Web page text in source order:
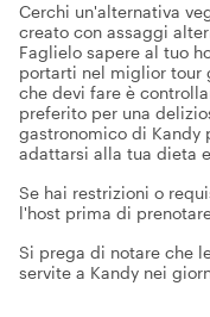
Cerchi un'alternativa
creato con assaggi
Faglielo sapere al tuo
portarti nel miglior tour
che devi fare è
preferito per una
gastronomico di Kandy
adattarsi alla tua dieta
Se hai restrizioni o
l'host prima di
Si prega di notare che
servite a Kandy nei